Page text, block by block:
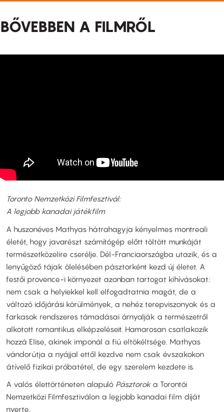
BŐVEBBEN A FILMRŐL
Toronto Nemzetközi Filmfesztivál:
A legjobb kanadai játékfilm
A huszonéves Mathyas hátrahagyja kényelmes montreali
életét, hogy javarészt számítógép előtt töltött munkáját
természetközelire cserélje. Dél-Franciaországba utazik, és a
lenyűgöző tájak ölelésében pásztorként kezd új életet. A
festői provence-i környezet azonban tartogat kihívásokat:
nem csak a helyiekkel kell elfogadtatnia magát, de a
változó időjárási körülmények, a nehéz terepviszonyok és a
farkasok rendszeres támadásai árnyalják a természetről
alkotott romantikus elképzeléseit. Hamarosan csatlakozik
hozzá Elise, akinek imponál a fiú eltökéltsége. Mathyas
vándorútja a nyájjal ettől kezdve nem csak évszakokon
átívelő fizikai próbatétel, de egy szerelem kezdete is.
A valós élettörténeten alapuló Pásztorok a Torontói
Nemzetközi Filmfesztiválon a legjobb kanadai film díját
nyerte.